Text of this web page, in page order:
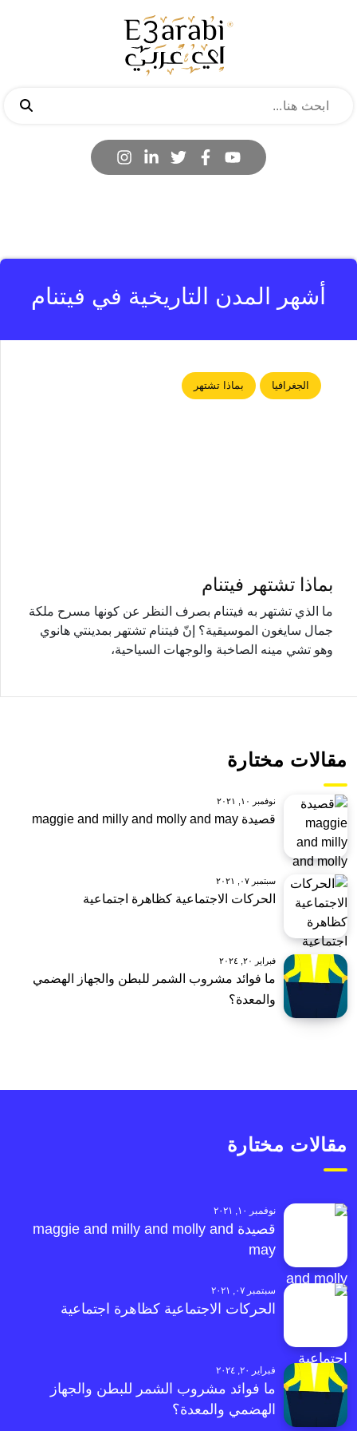
أشهر المدن التاريخية في فيتنام
الجغرافيا بماذا تشتهر
بماذا تشتهر فيتنام
ما الذي تشتهر به فيتنام بصرف النظر عن كونها مسرح ملكة
جمال سايغون الموسيقية؟ إنّ فيتنام تشتهر بمدينتي هانوي
وهو تشي مينه الصاخبة والوجهات السياحية،
مقالات مختارة
نوفمبر ١٠, ٢٠٢١
قصيدة maggie and milly and molly and may
سبتمبر ٠٧, ٢٠٢١
الحركات الاجتماعية كظاهرة اجتماعية
فبراير ٢٠, ٢٠٢٤
ما فوائد مشروب الشمر للبطن والجهاز الهضمي
والمعدة؟
مقالات مختارة
نوفمبر ١٠, ٢٠٢١
قصيدة maggie and milly and molly and
may
سبتمبر ٠٧, ٢٠٢١
الحركات الاجتماعية كظاهرة اجتماعية
فبراير ٢٠, ٢٠٢٤
ما فوائد مشروب الشمر للبطن والجهاز
الهضمي والمعدة؟